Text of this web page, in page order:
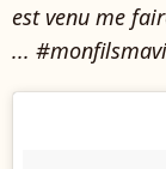
est venu me
...